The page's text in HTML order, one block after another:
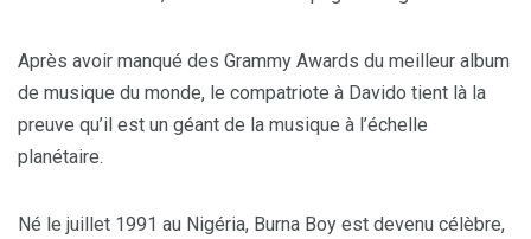
Après avoir manqué des Grammy Awards du meilleur album
de musique du monde, le compatriote à Davido tient là la
preuve qu’il est un géant de la musique à l’échelle
planétaire.
Né le juillet 1991 au Nigéria, Burna Boy est devenu célèbre,